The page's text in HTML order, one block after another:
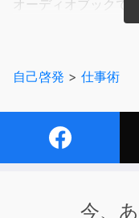
オーディオブックで
オーディオブック・
通勤・家事・ドライ
自己啓発 > 仕事術
今、